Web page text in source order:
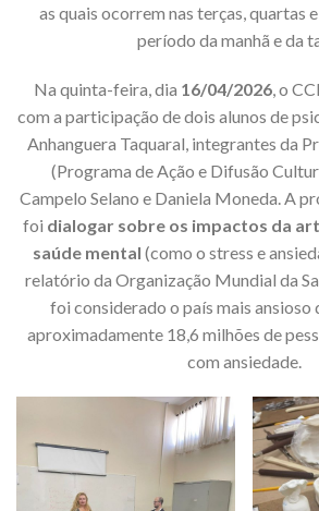
as quais ocorrem nas terças, quartas
período da manhã e da
Na quinta-feira, dia 16/04/2026 , o
com a participação de dois alunos de
Anhanguera Taquaral, integrantes da
(Programa de Ação e Difusão
Campelo Selano e Daniela Moneda. A
foi dialogar sobre os impactos da
saúde mental (como o stress e
relatório da Organização Mundial da
foi considerado o país mais ansioso
aproximadamente 18,6 milhões de
com ansiedade.